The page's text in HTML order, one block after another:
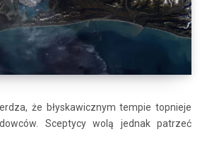
że błyskawicznym tempie topnieje
Sceptycy wolą jednak patrzeć